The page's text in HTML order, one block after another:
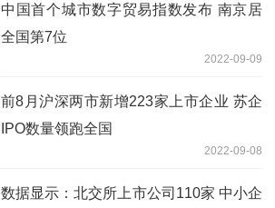
中国首个城市数字贸易指数发布 南京居
全国第7位
2022-09-09
前8月沪深两市新增223家上市企业 苏企
IPO数量领跑全国
2022-09-08
数据显示：北交所上市公司110家 中小企